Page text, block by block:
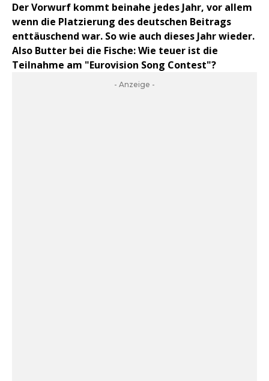
Der Vorwurf kommt beinahe jedes Jahr, vor allem
wenn die Platzierung des deutschen Beitrags
enttäuschend war. So wie auch dieses Jahr wieder.
Also Butter bei die Fische: Wie teuer ist die
Teilnahme am "Eurovision Song Contest"?
- Anzeige -